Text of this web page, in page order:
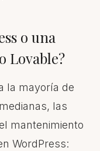
o una
Lovable?
la mayoría de
las
mantenimiento
WordPress: